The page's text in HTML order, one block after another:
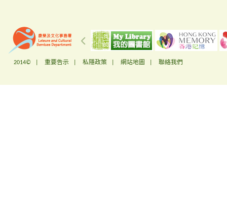
2014© | 重要告示 私隱政策 網站地圖 聯絡我們